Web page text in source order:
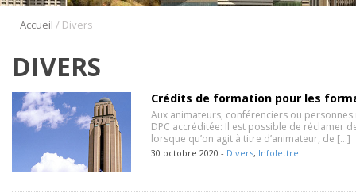
Accueil / Divers
DIVERS
Crédits de formation pour les
Aux animateurs, conférenciers ou
DPC accréditée: Il est possible de réclamer
lorsque qu’on agit à titre d’animateur, de […]
30 octobre 2020 - Divers, Infolettre